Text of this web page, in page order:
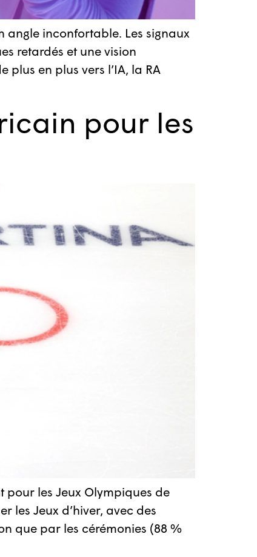
angle inconfortable. Les signaux
retardés et une vision
plus en plus vers l’IA, la RA
pour les
pour les Jeux Olympiques de
les Jeux d’hiver, avec des
que par les cérémonies (88 %